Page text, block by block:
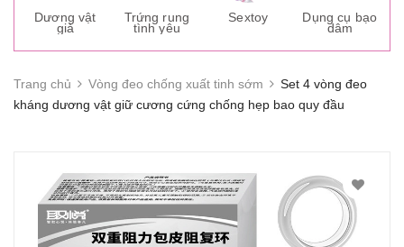
Dương vật
giả
Trứng rung
tình yêu
Sextoy Dụng cụ bạo
dâm
Trang chủ Vòng đeo chống xuất tinh sớm
Set 4 vòng đeo
kháng dương vật giữ cương cứng chống hẹp bao quy đầu